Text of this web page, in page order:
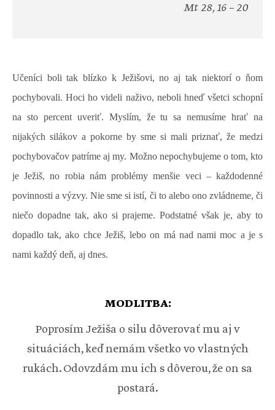
Mt 28, 16 – 20
Učeníci boli tak blízko k Ježišovi, no aj tak niektorí o ňom
pochybovali. Hoci ho videli naživo, neboli hneď všetci schopní
na sto percent uveriť. Myslím, že tu sa nemusíme hrať na
nijakých silákov a pokorne by sme si mali priznať, že medzi
pochybovačov patríme aj my. Možno nepochybujeme o tom, kto
je Ježiš, no robia nám problémy menšie veci – každodenné
povinnosti a výzvy. Nie sme si istí, či to alebo ono zvládneme, či
niečo dopadne tak, ako si prajeme. Podstatné však je, aby to
dopadlo tak, ako chce Ježiš, lebo on má nad nami moc a je s
nami každý deň, aj dnes.
MODLITBA:
Poprosím Ježiša o silu dôverovať mu aj v
situáciách, keď nemám všetko vo vlastných
rukách. Odovzdám mu ich s dôverou, že on sa
postará.